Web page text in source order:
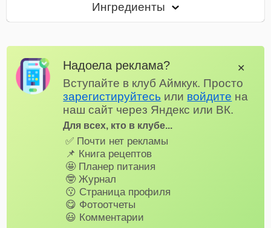
Ингредиенты
Надоела реклама?
Вступайте в клуб Аймкук. Просто
зарегистируйтесь или войдите на
наш сайт через Яндекс или ВК.
Для всех, кто в клубе...
✅ Почти нет рекламы
📌 Книга рецептов
🤩 Планер питания
🤓 Журнал
😗 Страница профиля
😋 Фотоотчеты
😃 Комментарии
✕